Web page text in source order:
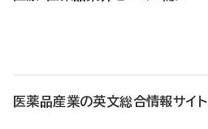
医薬品産業の英文総合情報サイト